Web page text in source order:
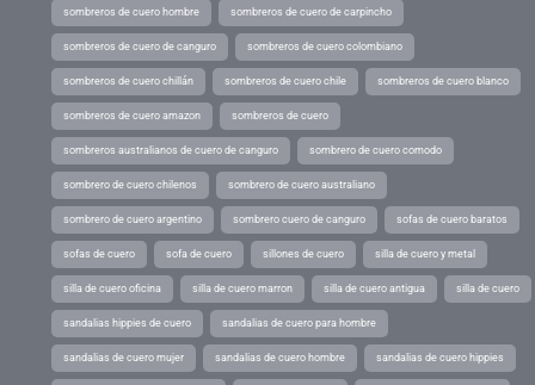
sombreros de cuero hombre sombreros de cuero de carpincho
sombreros de cuero de canguro sombreros de cuero colombiano
sombreros de cuero chillán sombreros de cuero chile sombreros de cuero blanco
sombreros de cuero amazon sombreros de cuero
sombreros australianos de cuero de canguro sombrero de cuero comodo
sombrero de cuero chilenos sombrero de cuero australiano
sombrero de cuero argentino sombrero cuero de canguro sofas de cuero baratos
sofas de cuero sofa de cuero sillones de cuero silla de cuero y metal
silla de cuero oficina silla de cuero marron silla de cuero antigua silla de cuero
sandalias hippies de cuero sandalias de cuero para hombre
sandalias de cuero mujer sandalias de cuero hombre sandalias de cuero hippies